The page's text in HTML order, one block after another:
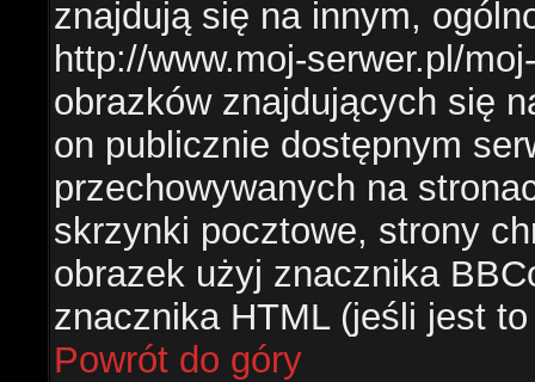
znajdują się na innym,
http://www.moj-serwer.pl/
obrazków znajdujących się
on publicznie dostępnym
przechowywanych na
skrzynki pocztowe, strony
obrazek użyj znacznika
znacznika HTML (jeśli jest
Powrót do góry